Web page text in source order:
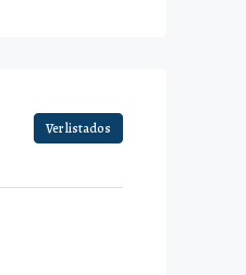
Ver listados